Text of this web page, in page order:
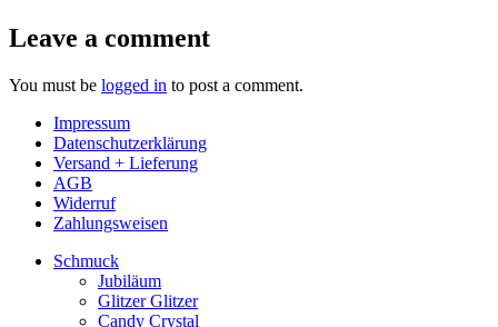
Leave a comment
You must be logged in to post a comment.
Impressum
Datenschutzerklärung
Versand + Lieferung
AGB
Widerruf
Zahlungsweisen
Schmuck
Jubiläum
Glitzer Glitzer
Candy Crystal